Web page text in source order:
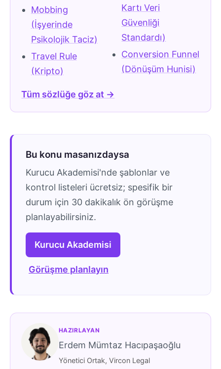
Mobbing
(İşyerinde
Psikolojik Taciz)
Travel Rule
(Kripto)
Kartı Veri
Güvenliği
Standardı)
Conversion Funnel
(Dönüşüm Hunisi)
Tüm sözlüğe göz at →
Bu konu masanızdaysa
Kurucu Akademisi'nde şablonlar ve
kontrol listeleri ücretsiz; spesifik bir
durum için 30 dakikalık ön görüşme
planlayabilirsiniz.
Kurucu Akademisi
Görüşme planlayın
HAZIRLAYAN
Erdem Mümtaz Hacıpaşaoğlu
Yönetici Ortak, Vircon Legal